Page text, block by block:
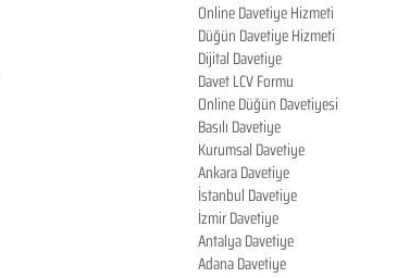
Online Davetiye Hizmeti
Düğün Davetiye Hizmeti
Dijital Davetiye
Davet LCV Formu
Online Düğün Davetiyesi
Basılı Davetiye
Kurumsal Davetiye
Ankara Davetiye
İstanbul Davetiye
İzmir Davetiye
Antalya Davetiye
Adana Davetiye